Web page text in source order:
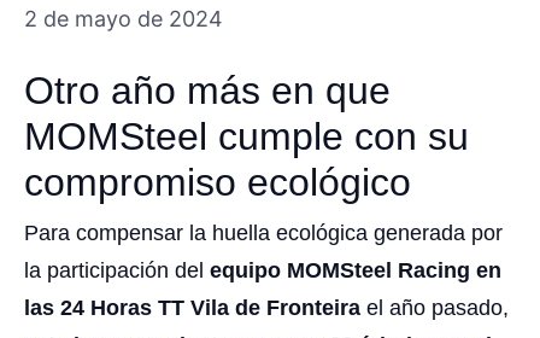
2 de mayo de 2024
Otro año más en que
MOMSteel cumple con su
compromiso ecológico
Para compensar la huella ecológica generada por
la participación del equipo MOMSteel Racing en
las 24 Horas TT Vila de Fronteira el año pasado,